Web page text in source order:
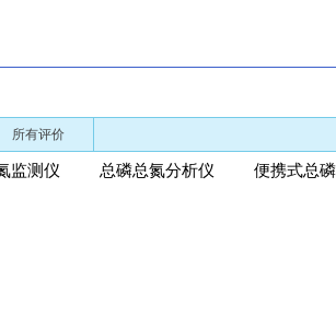
所有评价
氮监测仪 总磷总氮分析仪 便携式总磷